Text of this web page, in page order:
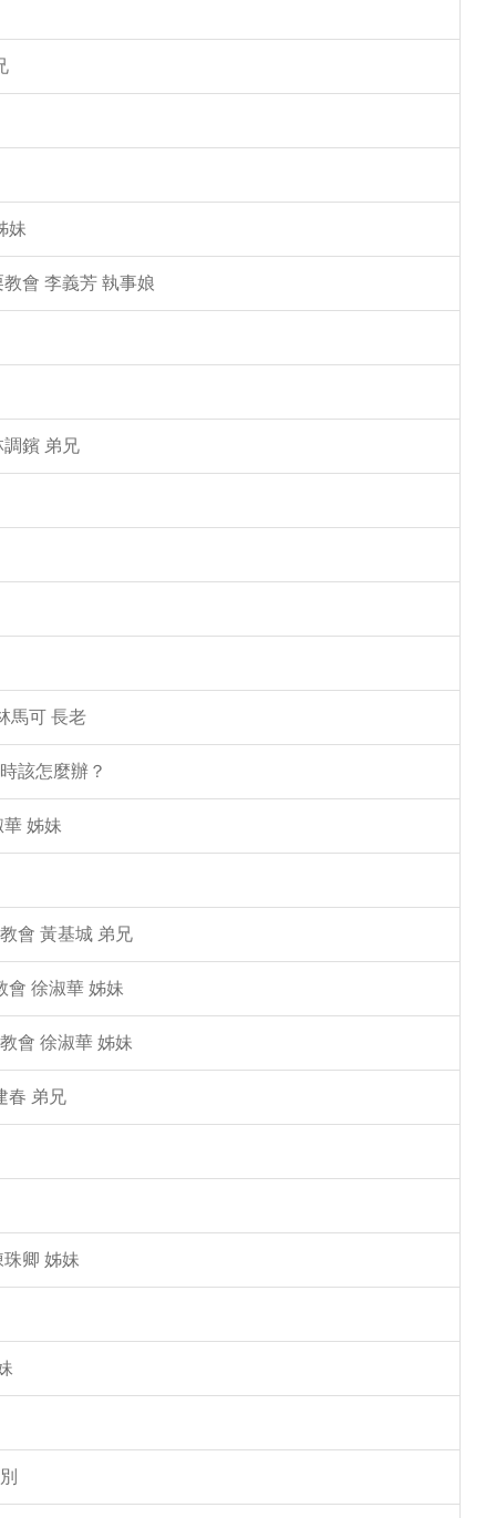
妹
會 李義芳 執事娘
鑌 弟兄
馬可 長老
該怎麼辦？
姊妹
會 黃基城 弟兄
會 徐淑華 姊妹
會 徐淑華 姊妹
春 弟兄
卿 姊妹